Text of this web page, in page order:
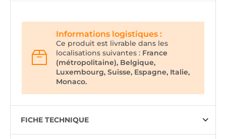
Informations logistiques :
Ce produit est livrable dans les
localisations suivantes : France
(métropolitaine), Belgique,
Luxembourg, Suisse, Espagne, Italie,
Monaco.
FICHE TECHNIQUE